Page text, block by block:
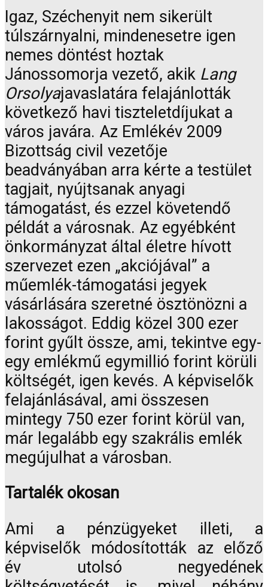
Igaz, Széchenyit nem sikerült
túlszárnyalni, mindenesetre igen
nemes döntést hoztak
Jánossomorja vezető, akik Lang
Orsolyajavaslatára felajánlották
következő havi tiszteletdíjukat a
város javára. Az Emlékév 2009
Bizottság civil vezetője
beadványában arra kérte a testület
tagjait, nyújtsanak anyagi
támogatást, és ezzel követendő
példát a városnak. Az egyébként
önkormányzat által életre hívott
szervezet ezen „akciójával” a
műemlék-támogatási jegyek
vásárlására szeretné ösztönözni a
lakosságot. Eddig közel 300 ezer
forint gyűlt össze, ami, tekintve egy-
egy emlékmű egymillió forint körüli
költségét, igen kevés. A képviselők
felajánlásával, ami összesen
mintegy 750 ezer forint körül van,
már legalább egy szakrális emlék
megújulhat a városban.
Tartalék okosan
Ami a pénzügyeket illeti, a
képviselők módosították az előző
év utolsó negyedének